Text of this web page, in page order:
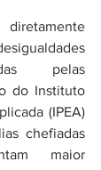
pelas
do Instituto
(IPEA)
chefiadas
maior